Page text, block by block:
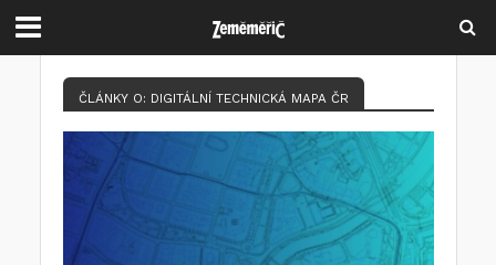
ČLÁNKY O: DIGITÁLNÍ TECHNICKÁ MAPA ČR